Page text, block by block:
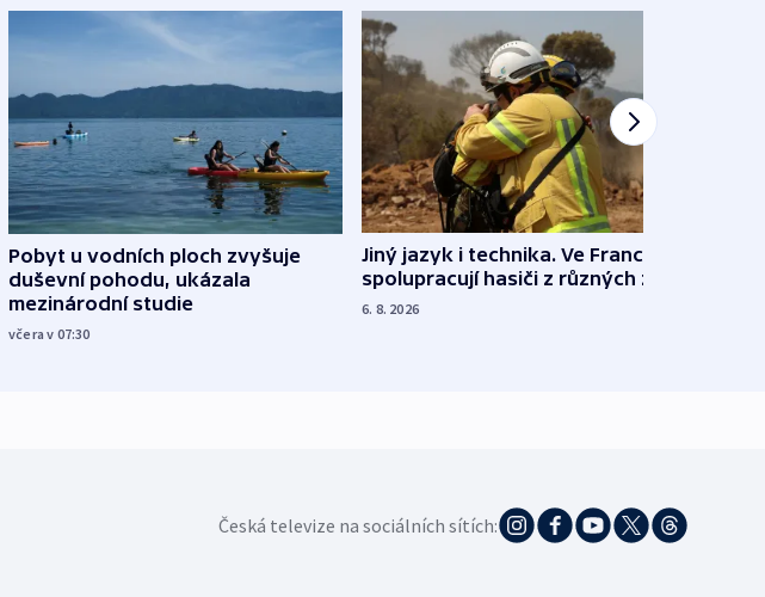
Pobyt u vodních ploch zvyšuje
duševní pohodu, ukázala
mezinárodní studie
včera v 07:30
Jiný jazyk i technika. Ve Francii
spolupracují hasiči z různých zemí
6. 8. 2026
Česká televize na sociálních sítích: